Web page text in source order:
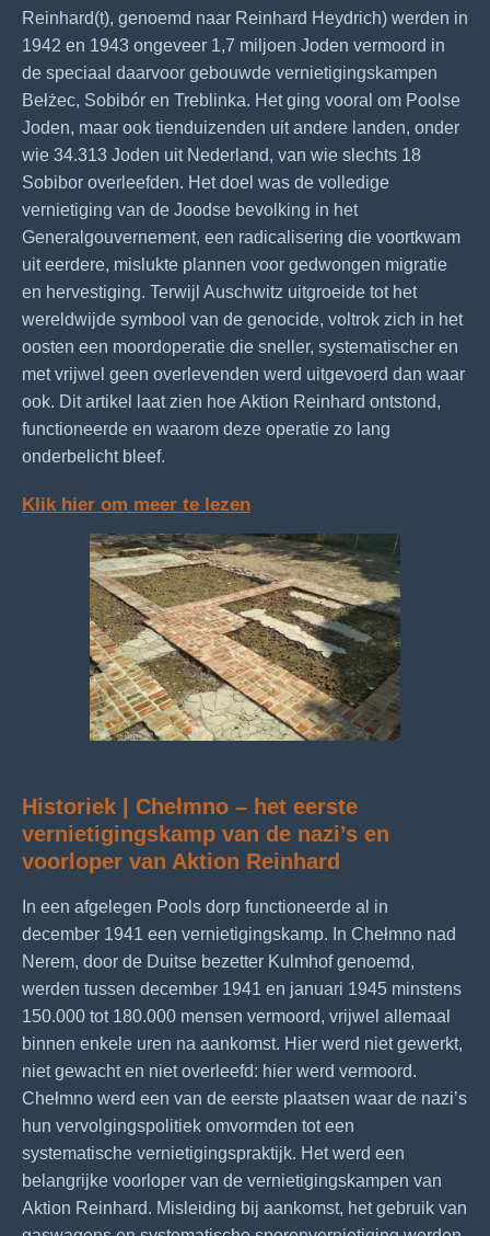
Reinhard(t), genoemd naar Reinhard Heydrich) werden in
1942 en 1943 ongeveer 1,7 miljoen Joden vermoord in
de speciaal daarvoor gebouwde vernietigingskampen
Bełżec, Sobibór en Treblinka. Het ging vooral om Poolse
Joden, maar ook tienduizenden uit andere landen, onder
wie 34.313 Joden uit Nederland, van wie slechts 18
Sobibor overleefden. Het doel was de volledige
vernietiging van de Joodse bevolking in het
Generalgouvernement, een radicalisering die voortkwam
uit eerdere, mislukte plannen voor gedwongen migratie
en hervestiging. Terwijl Auschwitz uitgroeide tot het
wereldwijde symbool van de genocide, voltrok zich in het
oosten een moordoperatie die sneller, systematischer en
met vrijwel geen overlevenden werd uitgevoerd dan waar
ook. Dit artikel laat zien hoe Aktion Reinhard ontstond,
functioneerde en waarom deze operatie zo lang
onderbelicht bleef.
Klik hier om meer te lezen
Historiek | Chełmno – het eerste
vernietigingskamp van de nazi’s en
voorloper van Aktion Reinhard
In een afgelegen Pools dorp functioneerde al in
december 1941 een vernietigingskamp. In Chełmno nad
Nerem, door de Duitse bezetter Kulmhof genoemd,
werden tussen december 1941 en januari 1945 minstens
150.000 tot 180.000 mensen vermoord, vrijwel allemaal
binnen enkele uren na aankomst. Hier werd niet gewerkt,
niet gewacht en niet overleefd: hier werd vermoord.
Chełmno werd een van de eerste plaatsen waar de nazi’s
hun vervolgingspolitiek omvormden tot een
systematische vernietigingspraktijk. Het werd een
belangrijke voorloper van de vernietigingskampen van
Aktion Reinhard. Misleiding bij aankomst, het gebruik van